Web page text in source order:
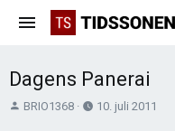
Dagens Panerai
T
BRIO1368
O10. juli 2011